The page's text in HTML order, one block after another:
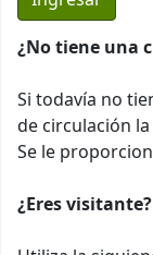
¿No tiene una
Si todavía no
de circulación
Se le
¿Eres visitante?